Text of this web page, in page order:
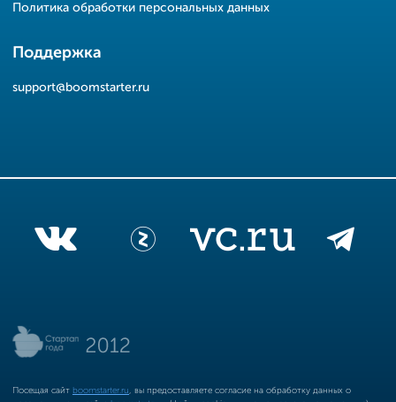
Политика обработки персональных данных
Поддержка
support@boomstarter.ru
Посещая сайт boomstarter.ru , вы предоставляете согласие на обработку данных о